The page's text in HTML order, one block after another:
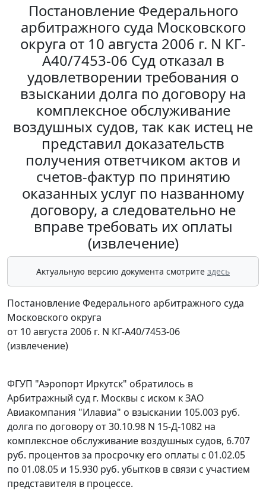
Постановление Федерального
арбитражного суда Московского
округа от 10 августа 2006 г. N КГ-
А40/7453-06 Суд отказал в
удовлетворении требования о
взыскании долга по договору на
комплексное обслуживание
воздушных судов, так как истец не
представил доказательств
получения ответчиком актов и
счетов-фактур по принятию
оказанных услуг по названному
договору, а следовательно не
вправе требовать их оплаты
(извлечение)
Актуальную версию документа смотрите здесь
Постановление Федерального арбитражного суда
Московского округа
от 10 августа 2006 г. N КГ-А40/7453-06
(извлечение)
ФГУП "Аэропорт Иркутск" обратилось в
Арбитражный суд г. Москвы с иском к ЗАО
Авиакомпания "Илавиа" о взыскании 105.003 руб.
долга по договору от 30.10.98 N 15-Д-1082 на
комплексное обслуживание воздушных судов, 6.707
руб. процентов за просрочку его оплаты с 01.02.05
по 01.08.05 и 15.930 руб. убытков в связи с участием
представителя в процессе.